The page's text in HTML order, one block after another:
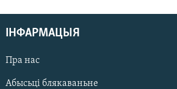
ІНФАРМАЦЫЯ
Пра нас
Абысьці блякаваньне